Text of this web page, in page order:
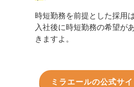
時短勤務を前提とした採用
入社後に時短勤務の希望が
きますよ。
ミラエールの公式サ